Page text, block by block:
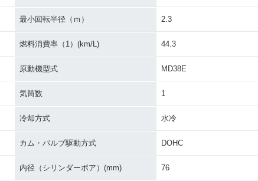
最小回転半径（ｍ） 2.3
燃料消費率（1）(km/L) 44.3
原動機型式 MD38E
気筒数 1
冷却方式 水冷
カム・バルブ駆動方式 DOHC
内径（シリンダーボア）(mm) 76